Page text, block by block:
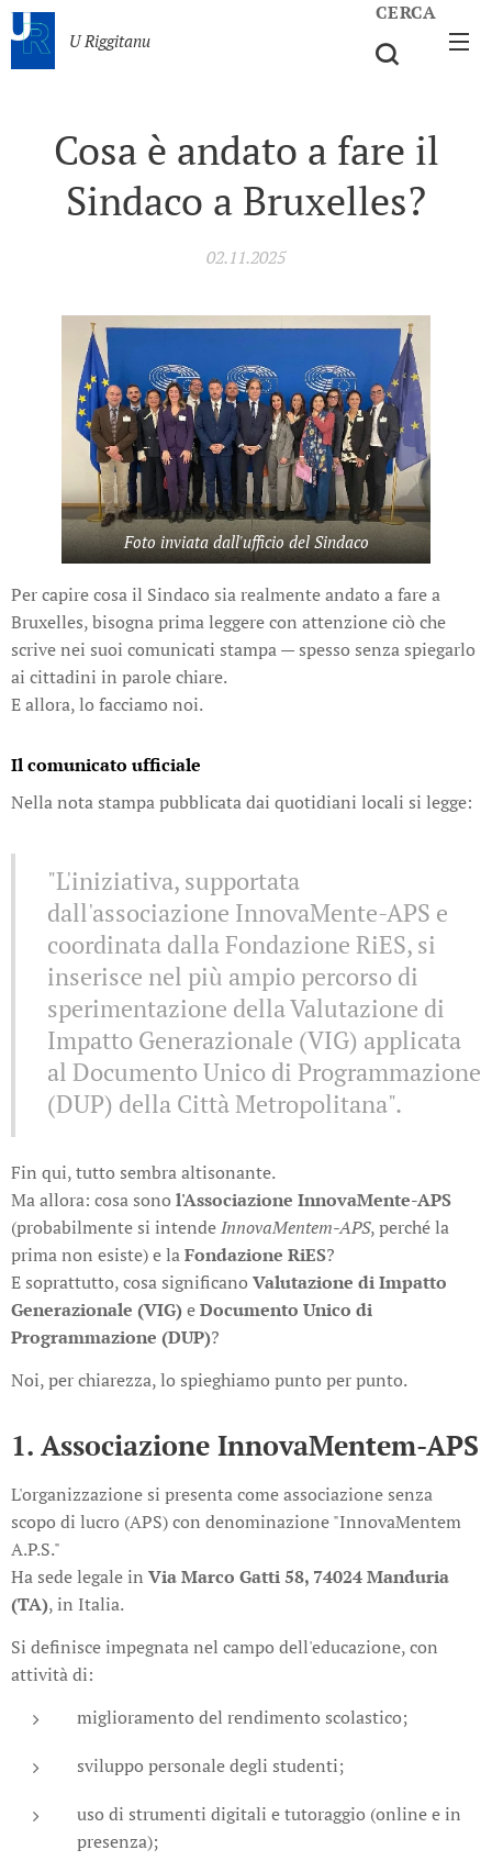
U Riggitanu
CERCA
Cosa è andato a fare il
Sindaco a Bruxelles?
02.11.2025
Foto inviata dall'ufficio del Sindaco
Per capire cosa il Sindaco sia realmente andato a fare a
Bruxelles, bisogna prima leggere con attenzione ciò che
scrive nei suoi comunicati stampa — spesso senza spiegarlo
ai cittadini in parole chiare.
E allora, lo facciamo noi.
Il comunicato ufficiale
Nella nota stampa pubblicata dai quotidiani locali si legge:
"L'iniziativa, supportata
dall'associazione InnovaMente-APS e
coordinata dalla Fondazione RiES, si
inserisce nel più ampio percorso di
sperimentazione della Valutazione di
Impatto Generazionale (VIG) applicata
al Documento Unico di Programmazione
(DUP) della Città Metropolitana".
Fin qui, tutto sembra altisonante.
Ma allora: cosa sono l'Associazione InnovaMente-APS
(probabilmente si intendeInnovaMentem-APS, perché la
prima non esiste) e laFondazione RiES?
E soprattutto, cosa significano Valutazione di Impatto
Generazionale (VIG)eDocumento Unico di
Programmazione (DUP)?
Noi, per chiarezza, lo spieghiamo punto per punto.
1. Associazione InnovaMentem-APS
L'organizzazione si presenta come associazione senza
scopo di lucro (APS) con denominazione "InnovaMentem
A.P.S."
Ha sede legale in Via Marco Gatti 58, 74024 Manduria
(TA), in Italia.
Si definisce impegnata nel campo dell'educazione, con
attività di:
miglioramento del rendimento scolastico;
sviluppo personale degli studenti;
uso di strumenti digitali e tutoraggio (online e in
presenza);